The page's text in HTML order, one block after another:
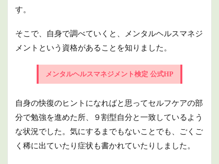
す。
そこで、自身で調べていくと、メンタルヘルスマネジ
メントという資格があることを知りました。
メンタルヘルスマネジメント検定 公式HP
自身の快復のヒントになればと思ってセルフケアの部
分で勉強を進めた所、９割型自分と一致しているよう
な状況でした。気にするまでもないことでも、ごくご
く稀に出ていたり症状も書かれていたりしました。